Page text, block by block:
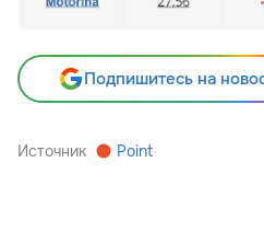
Подпишитесь на
Источник Point